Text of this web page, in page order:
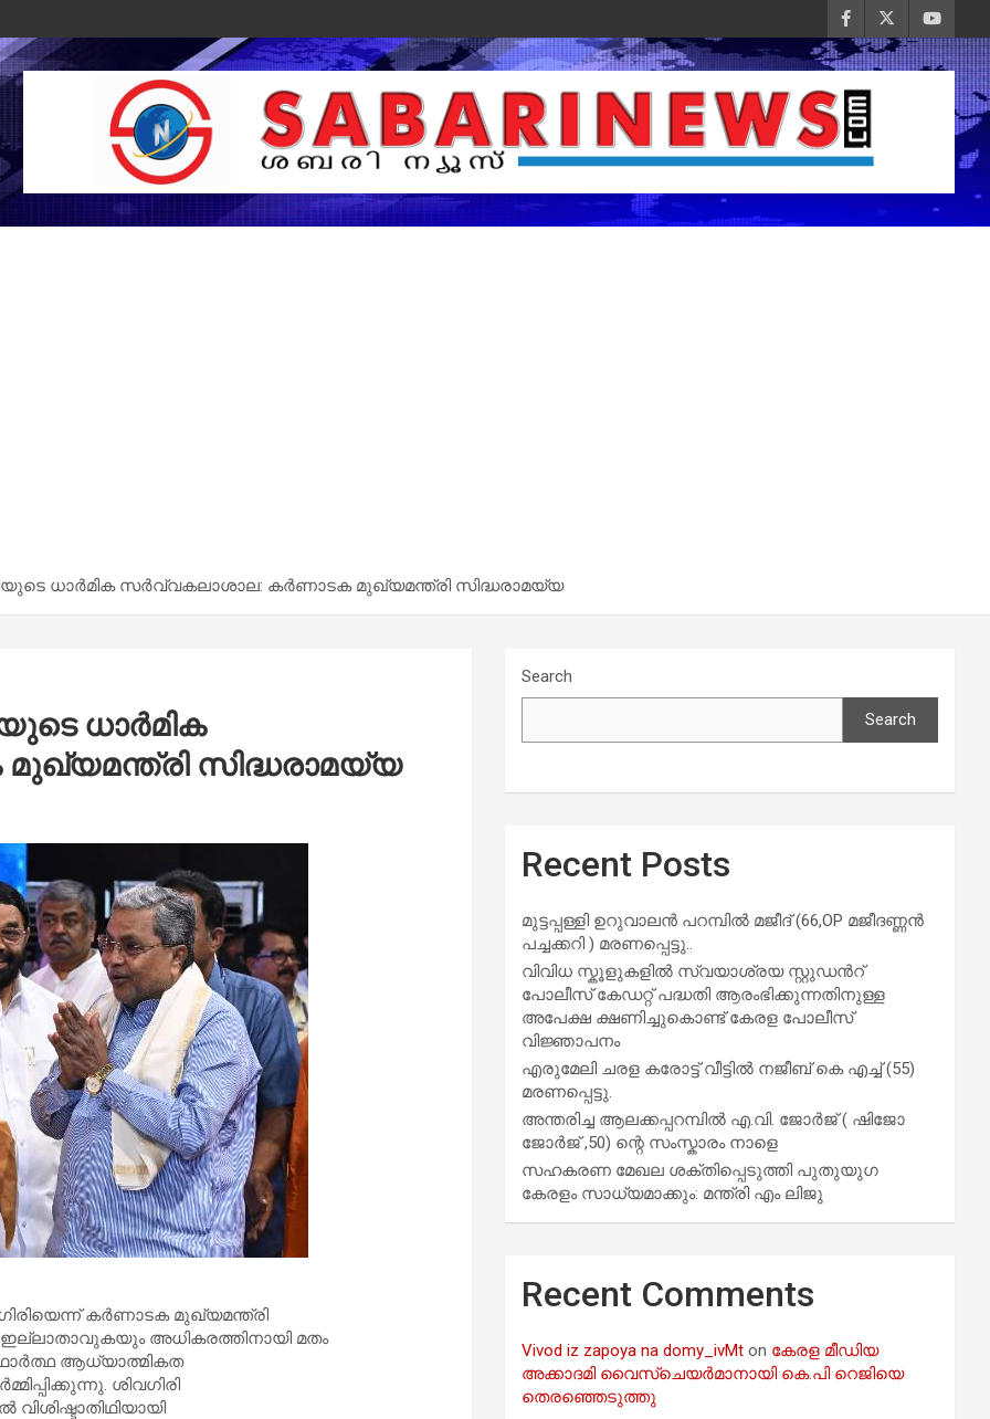
ധാർമിക സർവ്വകലാശാല: കർണാടക മുഖ്യമന്ത്രി സിദ്ധരാമയ്യ
ധാർമിക
സിദ്ധരാമയ്യ
കർണാടക മുഖ്യമന്ത്രി
അധികരത്തിനായി മതം
ആധ്യാത്മികത
ശിവഗിരി
Search
Search
Recent Posts
മുട്ടപ്പള്ളി ഉറുവാലൻ പറമ്പിൽ മജീദ് (66,OP മജീദണ്ണൻ
പച്ചക്കറി ) മരണപ്പെട്ടു..
വിവിധ സ്കൂളുകളില്‍ സ്വയാശ്രയ സ്റ്റുഡന്‍റ്
പോലീസ് കേഡറ്റ് പദ്ധതി ആരംഭിക്കുന്നതിനുള്ള
അപേക്ഷ ക്ഷണിച്ചുകൊണ്ട് കേരള പോലീസ്
വിജ്ഞാപനം
എരുമേലി ചരള കരോട്ട് വീട്ടിൽ നജീബ് കെ എച്ച് (55)
മരണപ്പെട്ടു.
അന്തരിച്ച ആ​ല​ക്ക​പ്പ​റമ്പിൽ​ എ.​വി. ജോ​ർ​ജ് ( ഷിജോ
ജോർജ് ,50) ന്റെ സംസ്കാരം നാളെ
സഹകരണ മേഖല ശക്തിപ്പെടുത്തി പുതുയുഗ
കേരളം സാധ്യമാക്കും: മന്ത്രി എം ലിജു
Recent Comments
Vivod iz zapoya na domy_ivMt on കേരള മീഡിയ
അക്കാദമി വൈസ്ചെയർമാനായി കെ.പി റെജിയെ
തെരഞ്ഞെടുത്തു